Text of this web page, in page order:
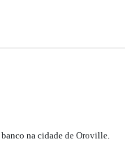
na cidade de Oroville.